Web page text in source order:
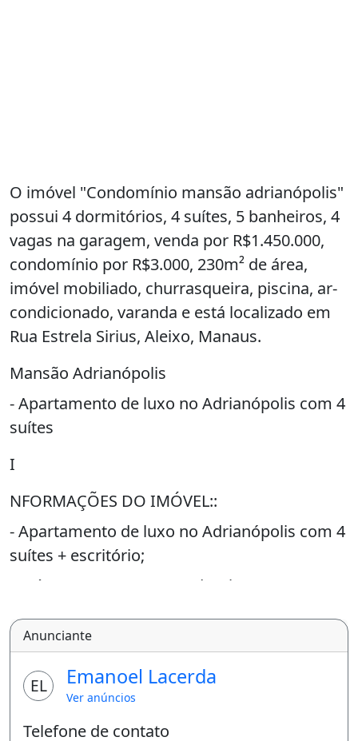
O imóvel "Condomínio mansão adrianópolis"
possui 4 dormitórios, 4 suítes, 5 banheiros, 4
vagas na garagem, venda por R$1.450.000,
condomínio por R$3.000, 230m² de área,
imóvel mobiliado, churrasqueira, piscina, ar-
condicionado, varanda e está localizado em
Rua Estrela Sirius, Aleixo, Manaus.
Mansão Adrianópolis
- Apartamento de luxo no Adrianópolis com 4
suítes
I
NFORMAÇÕES DO IMÓVEL::
- Apartamento de luxo no Adrianópolis com 4
suítes + escritório;
- Suíte master com varanda, closet e
- 4 Vagas de garagem no subsolo | 3º andar,
- Gerador 100%, Nascente, muito ventilado;
- Elevador social e elevador de serviço
Anunciante
EL Emanoel Lacerda
Ver anúncios
Telefone de contato